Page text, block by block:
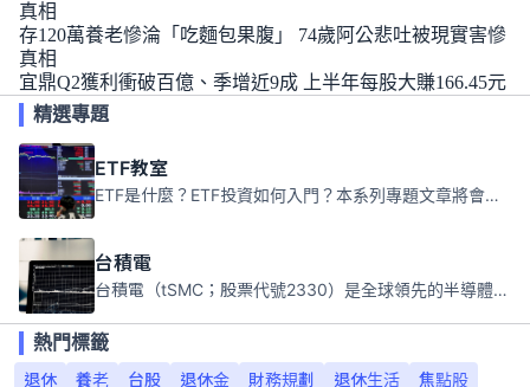
真相
存120萬養老慘淪「吃麵包果腹」 74歲阿公悲吐被現實害慘
真相
宜鼎Q2獲利衝破百億、季增近9成 上半年每股大賺166.45元
精選專題
ETF教室
ETF是什麼？ETF投資如何入門？本系列專題文章將會告訴你新手必須知道的ETF基礎知識。
台積電
台積電（tSMC；股票代號2330）是全球領先的半導體代工公司，成立於1987年，總部位於台灣新竹。且已於美國、日本、德國及中國設廠，台積電是全球首家專業積體電路製造服務公司，也是全球最先進和最大規模的半導體代工廠。
熱門標籤
退休
養老 台股 退休金 財務規劃 退休生活 焦點股